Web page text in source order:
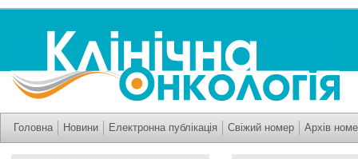
Головна Новини Електронна публікація Свіжий номер Архів